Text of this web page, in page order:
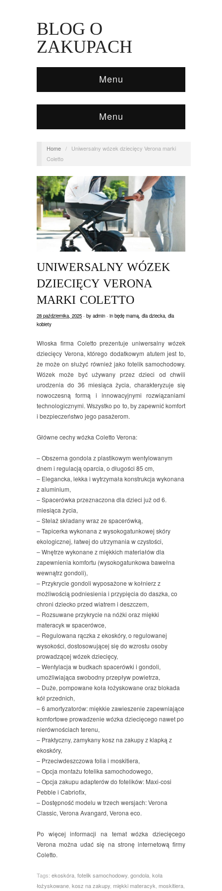
BLOG O
ZAKUPACH
Menu
Menu
Home /
Uniwersalny wózek dziecięcy Verona marki
Coletto
UNIWERSALNY WÓZEK
DZIECIĘCY VERONA
MARKI COLETTO
28 października, 2025 · by admin · in będę mamą dla dziecka dla
kobiety
Włoska firma Coletto prezentuje uniwersalny wózek
dziecięcy Verona, którego dodatkowym atutem jest to,
że może on służyć również jako fotelik samochodowy.
Wózek może być używany przez dzieci od chwili
urodzenia do 36 miesiąca życia, charakteryzuje się
nowoczesną formą i innowacyjnymi rozwiązaniami
technologicznymi. Wszystko po to, by zapewnić komfort
i bezpieczeństwo jego pasażerom.
Główne cechy wózka Coletto Verona:
– Obszerna gondola z plastikowym wentylowanym
dnem i regulacją oparcia, o długości 85 cm,
– Elegancka, lekka i wytrzymała konstrukcja wykonana
z aluminium,
– Spacerówka przeznaczona dla dzieci już od 6.
miesiąca życia,
– Stelaż składany wraz ze spacerówką,
– Tapicerka wykonana z wysokogatunkowej skóry
ekologicznej, łatwej do utrzymania w czystości,
– Wnętrze wykonane z miękkich materiałów dla
zapewnienia komfortu (wysokogatunkowa bawełna
wewnątrz gondoli),
– Przykrycie gondoli wyposażone w kołnierz z
możliwością podniesienia i przypięcia do daszka, co
chroni dziecko przed wiatrem i deszczem,
– Rozsuwane przykrycie na nóżki oraz miękki
materacyk w spacerówce,
– Regulowana rączka z ekoskóry, o regulowanej
wysokości, dostosowującej się do wzrostu osoby
prowadzącej wózek dziecięcy,
– Wentylacja w budkach spacerówki i gondoli,
umożliwiająca swobodny przepływ powietrza,
– Duże, pompowane koła łożyskowane oraz blokada
kół przednich,
– 6 amortyzatorów: miękkie zawieszenie zapewniające
komfortowe prowadzenie wózka dziecięcego nawet po
nierównościach terenu,
– Praktyczny, zamykany kosz na zakupy z klapką z
ekoskóry,
– Przeciwdeszczowa folia i moskitiera,
– Opcja montażu fotelika samochodowego,
­– Opcja zakupu adapterów do fotelików: Maxi-cosi
Pebble i Cabriofix,
– Dostępność modelu w trzech wersjach: Verona
Classic, Verona Avangard, Verona eco.
Po więcej informacji na temat wózka dziecięcego
Verona można udać się na stronę internetową firmy
Coletto.
Tags: ekoskóra fotelik samochodowy gondola koła
łożyskowane kosz na zakupy miękki materacyk moskitiera